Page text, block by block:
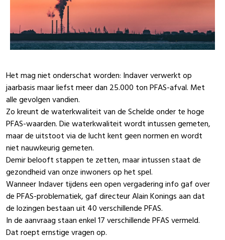
Het mag niet onderschat worden: Indaver verwerkt op
jaarbasis maar liefst meer dan 25.000 ton PFAS-afval. Met
alle gevolgen vandien.
Zo kreunt de waterkwaliteit van de Schelde onder te hoge
PFAS-waarden. Die waterkwaliteit wordt intussen gemeten,
maar de uitstoot via de lucht kent geen normen en wordt
niet nauwkeurig gemeten.
Demir belooft stappen te zetten, maar intussen staat de
gezondheid van onze inwoners op het spel.
Wanneer Indaver tijdens een open vergadering info gaf over
de PFAS-problematiek, gaf directeur Alain Konings aan dat
de lozingen bestaan uit 40 verschillende PFAS.
In de aanvraag staan enkel 17 verschillende PFAS vermeld.
Dat roept ernstige vragen op.